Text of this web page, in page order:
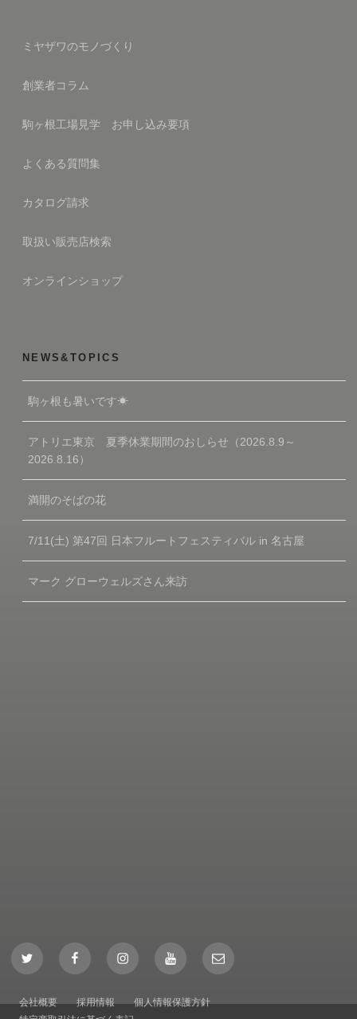
ミヤザワのモノづくり
創業者コラム
駒ヶ根工場見学 お申し込み要項
よくある質問集
カタログ請求
取扱い販売店検索
オンラインショップ
NEWS&TOPICS
駒ヶ根も暑いです☀
アトリエ東京 夏季休業期間のおしらせ（2026.8.9～
2026.8.16）
満開のそばの花
7/11(土) 第47回 日本フルートフェスティバル in 名古屋
マーク グローウェルズさん来訪
Twitter FacebookInstagramYouTubeMail
会社概要 採用情報
個人情報保護方針